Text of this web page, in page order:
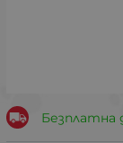
Безплатна